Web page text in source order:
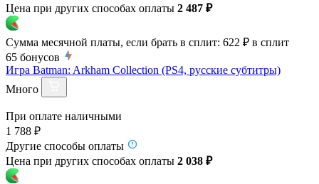
Цена при других способах оплаты 2 487 ₽
Сумма месячной платы, если брать в сплит: 622 ₽ в сплит
65 бонусов
Игра Batman: Arkham Collection (PS4, русские субтитры)
Много
При оплате наличными
1 788 ₽
Другие способы оплаты
Цена при других способах оплаты 2 038 ₽